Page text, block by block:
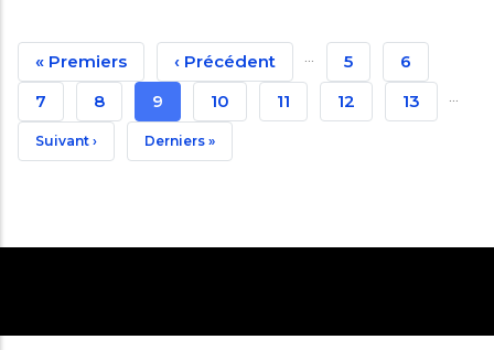
Pagination
Première
Page
« Premiers
Page
Précédente
‹ Précédent … Page
5 Page
6
Page
7 Page
8
Page
Courante
9 Page
10 Page
11 Page
12 Page
13 …
Page
Suivant › Dernière
Derniers »